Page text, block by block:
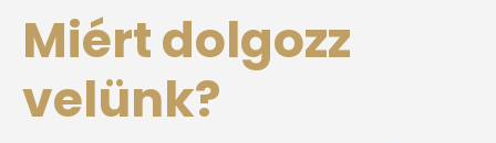
Miért dolgozz
velünk?